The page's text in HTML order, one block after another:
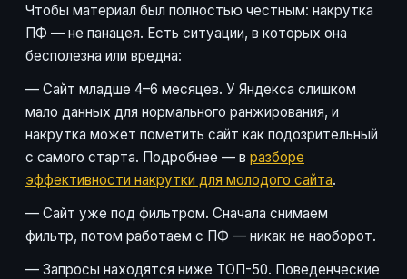
Чтобы материал был полностью честным: накрутка
ПФ — не панацея. Есть ситуации, в которых она
бесполезна или вредна:
— Сайт младше 4–6 месяцев. У Яндекса слишком
мало данных для нормального ранжирования, и
накрутка может пометить сайт как подозрительный
с самого старта. Подробнее — в разборе
эффективности накрутки для молодого сайта.
— Сайт уже под фильтром. Сначала снимаем
фильтр, потом работаем с ПФ — никак не наоборот.
— Запросы находятся ниже ТОП-50. Поведенческие